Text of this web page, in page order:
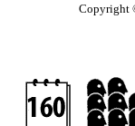
Copyright